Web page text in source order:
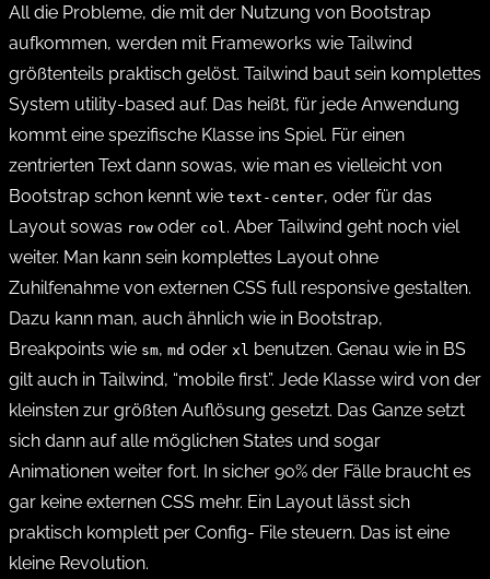
All die Probleme, die mit der Nutzung von Bootstrap
aufkommen, werden mit Frameworks wie Tailwind
größtenteils praktisch gelöst. Tailwind baut sein komplettes
System utility-based auf. Das heißt, für jede Anwendung
kommt eine spezifische Klasse ins Spiel. Für einen
zentrierten Text dann sowas, wie man es vielleicht von
Bootstrap schon kennt wie text-center, oder für das
Layout sowas row oder col . Aber Tailwind geht noch viel
weiter. Man kann sein komplettes Layout ohne
Zuhilfenahme von externen CSS full responsive gestalten.
Dazu kann man, auch ähnlich wie in Bootstrap,
Breakpoints wie sm, md oder xl benutzen. Genau wie in BS
gilt auch in Tailwind, “mobile first”. Jede Klasse wird von der
kleinsten zur größten Auflösung gesetzt. Das Ganze setzt
sich dann auf alle möglichen States und sogar
Animationen weiter fort. In sicher 90% der Fälle braucht es
gar keine externen CSS mehr. Ein Layout lässt sich
praktisch komplett per Config- File steuern. Das ist eine
kleine Revolution.